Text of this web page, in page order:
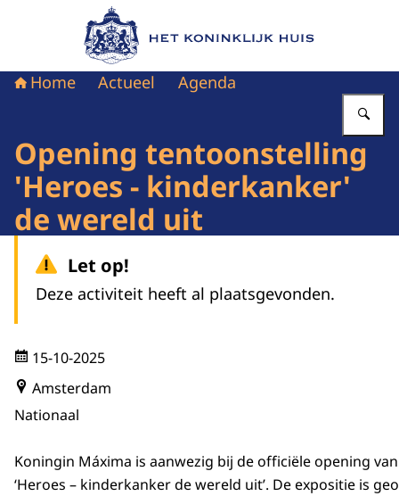
Naar de homepage van Het Koninklijk Huis
Home Actueel Agenda
Opening tentoonstelling
'Heroes - kinderkanker'
de wereld uit
Let op!
Deze activiteit heeft al plaatsgevonden.
15-10-2025
Amsterdam
Nationaal
Koningin Máxima is aanwezig bij de officiële opening
‘Heroes – kinderkanker de wereld uit’. De expositie is